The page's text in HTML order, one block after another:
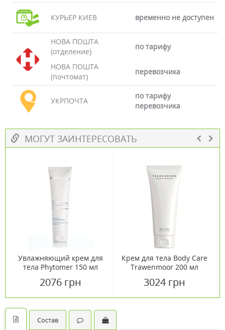
КУРЬЕР КИЕВ временно не доступен
НОВА ПОШТА
(отделение)
по тарифу
НОВА ПОШТА
(почтомат)
перевозчика
УКРПОЧТА
по тарифу
перевозчика
МОГУТ ЗАИНТЕРЕСОВАТЬ
Увлажняющий крем для
тела Phytomer 150 мл
2076 грн
Крем для тела Body Care
Trawenmoor 200 мл
3024 грн
Состав